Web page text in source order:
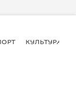
КУЛЬТУРӔ